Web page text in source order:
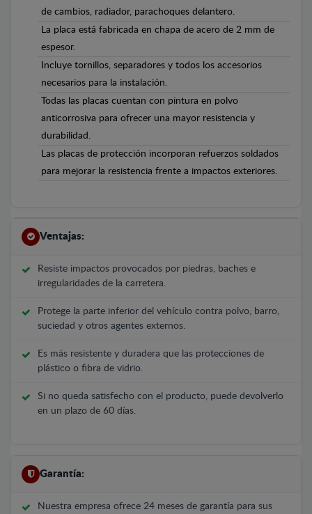
de cambios, radiador, parachoques delantero.
La placa está fabricada en chapa de acero de 2 mm de
espesor.
Incluye tornillos, separadores y todos los accesorios
necesarios para la instalación.
Todas las placas cuentan con pintura en polvo
anticorrosiva para ofrecer una mayor resistencia y
durabilidad.
Las placas de protección incorporan refuerzos soldados
para mejorar la resistencia frente a impactos exteriores.
Ventajas:
Resiste impactos provocados por piedras, baches e
irregularidades de la carretera.
Protege la parte inferior del vehículo contra polvo, barro,
suciedad y otros agentes externos.
Es más resistente y duradera que las protecciones de
plástico o fibra de vidrio.
Si no queda satisfecho con el producto, puede devolverlo
en un plazo de 60 días.
Garantía:
Nuestra empresa ofrece 24 meses de garantía para sus